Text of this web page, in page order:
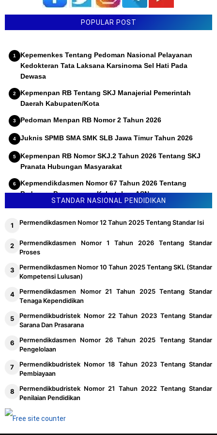
POPULAR POST
Kepemenkes Tentang Pedoman Nasional Pelayanan
Kedokteran Tata Laksana Karsinoma Sel Hati Pada
Dewasa
Kepmenpan RB Tentang SKJ Manajerial Pemerintah
Daerah Kabupaten/Kota
Pedoman Menpan RB Nomor 2 Tahun 2026
Juknis SPMB SMA SMK SLB Jawa Timur Tahun 2026
Kepmenpan RB Nomor SKJ.2 Tahun 2026 Tentang SKJ
Pranata Hubungan Masyarakat
Kepmendikdasmen Nomor 67 Tahun 2026 Tentang
Pedoman Penyusunan Kebutuhan ASN
STANDAR NASIONAL PENDIDIKAN
Permendikdasmen Nomor 12 Tahun 2025 Tentang Standar Isi
Permendikdasmen Nomor 1 Tahun 2026 Tentang Standar
Proses
Permendikdasmen Nomor 10 Tahun 2025 Tentang SKL (Standar
Kompetensi Lulusan)
Permendikdasmen Nomor 21 Tahun 2025 Tentang Standar
Tenaga Kependidikan
Permendikbudristek Nomor 22 Tahun 2023 Tentang Standar
Sarana Dan Prasarana
Permendikdasmen Nomor 26 Tahun 2025 Tentang Standar
Pengelolaan
Permendikbudristek Nomor 18 Tahun 2023 Tentang Standar
Pembiayaan
Permendikbudristek Nomor 21 Tahun 2022 Tentang Standar
Penilaian Pendidikan